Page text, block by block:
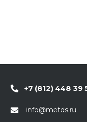
+7 (812) 448 39
info@metds.ru